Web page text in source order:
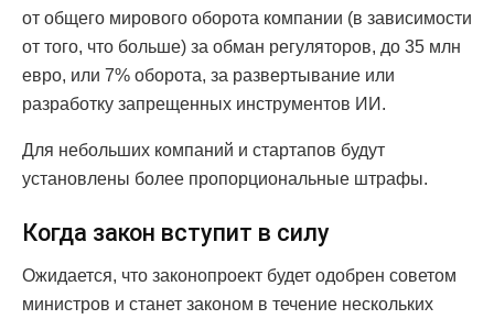
от общего мирового оборота компании (в зависимости
от того, что больше) за обман регуляторов, до 35 млн
евро, или 7% оборота, за развертывание или
разработку запрещенных инструментов ИИ.
Для небольших компаний и стартапов будут
установлены более пропорциональные штрафы.
Когда закон вступит в силу
Ожидается, что законопроект будет одобрен советом
министров и станет законом в течение нескольких